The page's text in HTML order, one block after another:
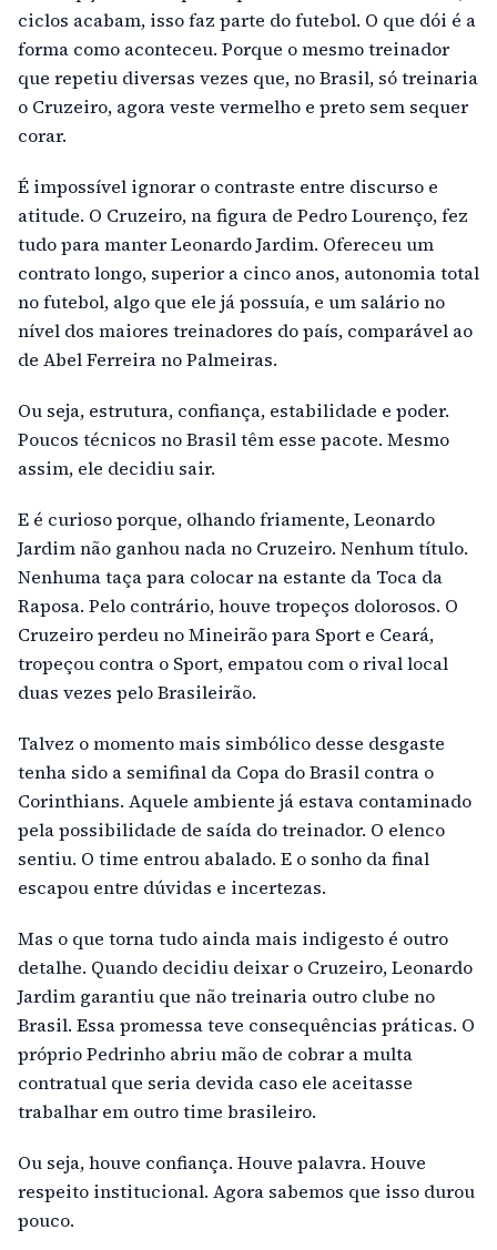
ciclos acabam, isso faz parte do futebol. O que dói é a
forma como aconteceu. Porque o mesmo treinador
que repetiu diversas vezes que, no Brasil, só treinaria
o Cruzeiro, agora veste vermelho e preto sem sequer
corar.
É impossível ignorar o contraste entre discurso e
atitude. O Cruzeiro, na figura de Pedro Lourenço, fez
tudo para manter Leonardo Jardim. Ofereceu um
contrato longo, superior a cinco anos, autonomia total
no futebol, algo que ele já possuía, e um salário no
nível dos maiores treinadores do país, comparável ao
de Abel Ferreira no Palmeiras.
Ou seja, estrutura, confiança, estabilidade e poder.
Poucos técnicos no Brasil têm esse pacote. Mesmo
assim, ele decidiu sair.
E é curioso porque, olhando friamente, Leonardo
Jardim não ganhou nada no Cruzeiro. Nenhum título.
Nenhuma taça para colocar na estante da Toca da
Raposa. Pelo contrário, houve tropeços dolorosos. O
Cruzeiro perdeu no Mineirão para Sport e Ceará,
tropeçou contra o Sport, empatou com o rival local
duas vezes pelo Brasileirão.
Talvez o momento mais simbólico desse desgaste
tenha sido a semifinal da Copa do Brasil contra o
Corinthians. Aquele ambiente já estava contaminado
pela possibilidade de saída do treinador. O elenco
sentiu. O time entrou abalado. E o sonho da final
escapou entre dúvidas e incertezas.
Mas o que torna tudo ainda mais indigesto é outro
detalhe. Quando decidiu deixar o Cruzeiro, Leonardo
Jardim garantiu que não treinaria outro clube no
Brasil. Essa promessa teve consequências práticas. O
próprio Pedrinho abriu mão de cobrar a multa
contratual que seria devida caso ele aceitasse
trabalhar em outro time brasileiro.
Ou seja, houve confiança. Houve palavra. Houve
respeito institucional. Agora sabemos que isso durou
pouco.